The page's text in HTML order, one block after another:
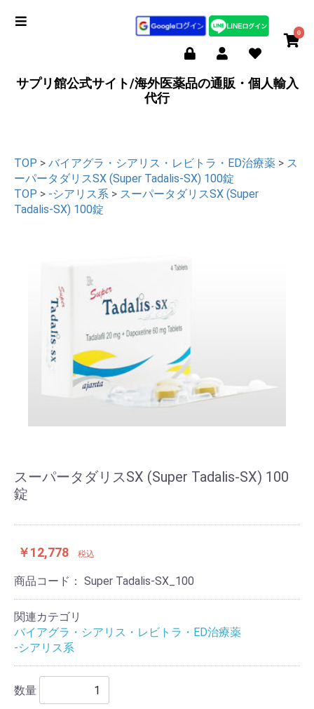
0
サプリ館公式サイト/海外医薬品の通販・個人輸入
代行
TOP > バイアグラ・シアリス・レビトラ・ED治療薬 > ス
ーパータダリスSX (Super Tadalis-SX) 100錠
TOP > -シアリス系 > スーパータダリスSX (Super
Tadalis-SX) 100錠
スーパータダリスSX (Super Tadalis-SX) 100
錠
￥12,778 税込
商品コード： Super Tadalis-SX_100
関連カテゴリ
バイアグラ・シアリス・レビトラ・ED治療薬
-シアリス系
数量